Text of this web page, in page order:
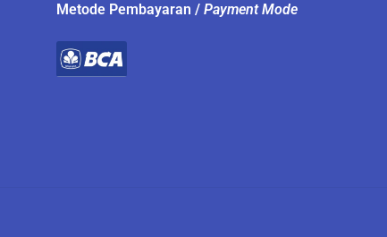
Metode Pembayaran /Payment Mode